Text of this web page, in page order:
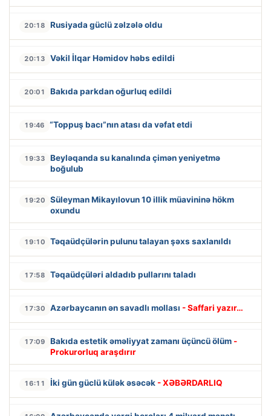
20:18 Rusiyada güclü zəlzələ oldu
20:13 Vəkil İlqar Həmidov həbs edildi
20:01 Bakıda parkdan oğurluq edildi
19:46 “Toppuş bacı”nın atası da vəfat etdi
19:33
Beyləqanda su kanalında çimən yeniyetmə
boğulub
19:20
Süleyman Mikayılovun 10 illik müavininə hökm
oxundu
19:10 Təqaüdçülərin pulunu talayan şəxs saxlanıldı
17:58 Təqaüdçüləri aldadıb pullarını taladı
17:30 Azərbaycanın ən savadlı mollası - Saffari yazır…
17:09 Bakıda estetik əməliyyat zamanı üçüncü ölüm -
Prokurorluq araşdırır
16:11 İki gün güclü külək əsəcək - XƏBƏRDARLIQ